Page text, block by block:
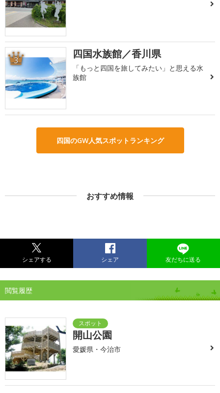
3 四国水族館／香川県
「もっと四国を旅してみたい」と思える水
族館
四国のGW人気スポットランキング
おすすめ情報
シェアする シェア 友だちに送る
閲覧履歴
開山公園
愛媛県・今治市